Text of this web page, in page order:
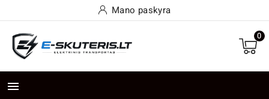
Mano paskyra
0
